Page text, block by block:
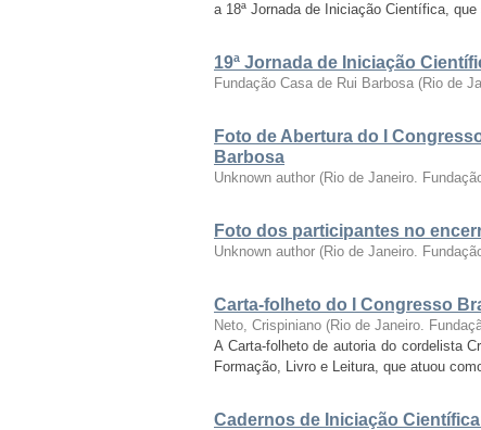
a 18ª Jornada de Iniciação Científica,
19ª Jornada de Iniciação
Fundação Casa de Rui Barbosa (Rio de
Foto de Abertura do I
Barbosa
Unknown author (Rio de Janeiro.
Foto dos participantes no
Unknown author (Rio de Janeiro.
Carta-folheto do I Congresso
Neto, Crispiniano (Rio de Janeiro.
A Carta-folheto de autoria do cordelista
Formação, Livro e Leitura, que atuou
Cadernos de Iniciação